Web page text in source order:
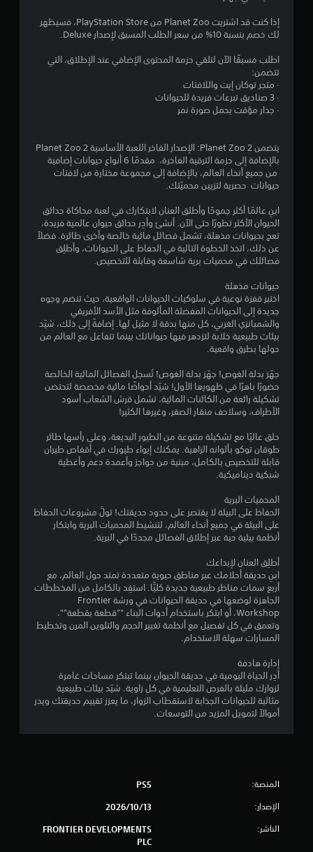
إذا كنت قد اشتريت Planet Zoo من PlayStation Store، فسيظهر
لك خصم بنسبة 10% من سعر الطلب المسبق لإصدار Deluxe.
اطلب مسبقًا الآن لتلقي حزمة المحتوى الإضافي عند الإطلاق، التي
تتضمن:
· متجر توكان إيت واللافتات
· 3 صناديق تبرعات فريدة للحيوانات
· جدار مؤقت يحمل صورة نمر
يتضمن Planet Zoo 2: الإصدار الفاخر اللعبة الأساسية Planet Zoo 2
بالإضافة إلى حزمة الترقية الفاخرة، مقدمًا 6 أنواع حيوانات إضافية
من جميع أنحاء العالم، بالإضافة إلى مجموعة مختارة من لافتات
حيوانات حصرية لتزيين محميّتك.
ابنِ عالمًا أكثر جموحًا وأطلق العنان لابتكارك في لعبة محاكاة حدائق
الحيوان الأكثر تطورًا حتى الآن. أنشئ وأدِر حدائق حيوان عالمية فريدة،
تعج بحيوانات مذهلة، تشمل فصائل مائية خالصة وأخرى طائرة. فضلاً
عن ذلك، اتخذ الخطوة التالية في الحفاظ على الحيوانات، وأطلِق
فصائلك في محميات برية شاسعة وقابلة للتخصيص.
حيوانات مذهلة
اختبر قفزة نوعية في سلوكيات الحيوانات الواقعية، حيث تنضم وجوه
جديدة إلى الحيوانات المفضلة المألوفة مثل الأسد الأفريقي
والشمبانزي الغربي، كل منها بدقة لا مثيل لها. إضافةً إلى ذلك، شيّد
بيئات طبيعية خلابة لتزدهر فيها حيواناتك بينما تتفاعل مع العالم من
حولها بطرق واقعية.
جهّز بدلة الغوص! جهّز بدلة الغوص! تُسجل الفصائل المائية الخالصة
حضورًا باهرًا في ظهورها الأول! شيّد أحواضًا مائية مخصصة لتحتضن
تشكيلة رائعة من الكائنات المائية، تشمل قرش الشعاب أسود
الأطراف، وسلاحف منقار الصقر، وغيرها الكثير!
حلق عاليًا مع تشكيلة متنوعة من الطيور البديعة، وعلى رأسها طائر
طوقان توكو بألوانه الزاهية. يمكنك إيواء طيورك في أقفاص طيران
قابلة للتخصيص بالكامل، مبنية من حواجز وأعمدة دعم وأغطية
شبكية ديناميكية.
المحميات البرية
الحفاظ على البيئة لا يقتصر على حدود حديقتك! تولَّ مشروعات الحفاظ
على البيئة في جميع أنحاء العالم، لتنشيط المحميات البرية وابتكار
أنظمة بيئية حية عبر إطلاق الفصائل مجددًا في البرية.
أطلِق العنان لإبداعك
ابنِ حديقة أحلامك عبر مناطق حيوية متعددة تمتد حول العالم، مع
أربع سمات مناظر طبيعية جديدة كليًّا. استفِد بالكامل من المخططات
الجاهزة لوضعها في حديقة الحيوانات في ورشة Frontier
Workshop، أو ابتكر باستخدام أدوات البناء ""قطعة بقطعة""،
وتعمق في كل تفصيل مع أنظمة تغيير الحجم والتلوين المرن وتخطيط
المسارات سهلة الاستخدام.
إدارة هادفة
أدِر الحياة اليومية في حديقة الحيوان بينما تبتكر مساحات غامرة
لزوارك مليئة بالفرص التعليمية في كل زاوية. شيّد بيئات طبيعية
مثالية للحيوانات الجذابة لاستقطاب الزوار، ما يعزز تقييم حديقتك ويدر
أموالاً لتمويل المزيد من التوسعات.
المنصة: PS5
الإصدار: 13‏/10‏/2026
الناشر:
FRONTIER DEVELOPMENTS
PLC